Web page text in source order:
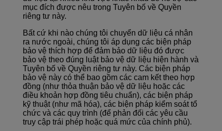
mục đích được nêu trong Tuyên bố về Quyền
riêng tư này.
Bất cứ khi nào chúng tôi chuyển dữ liệu cá nhân
ra nước ngoài, chúng tôi áp dụng các biện pháp
bảo vệ thích hợp để đảm bảo dữ liệu đó được
bảo vệ theo đúng luật bảo vệ dữ liệu hiện hành và
Tuyên bố về Quyền riêng tư này. Các biện pháp
bảo vệ này có thể bao gồm các cam kết theo hợp
đồng (như thỏa thuận bảo vệ dữ liệu hoặc các
điều khoản hợp đồng tiêu chuẩn), các biện pháp
kỹ thuật (như mã hóa), các biện pháp kiểm soát tổ
chức và các quy trình (để phản đối các yêu cầu
truy cập trái phép hoặc quá mức của chính phủ).